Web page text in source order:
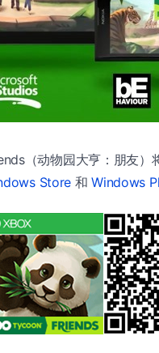
（动物园大亨：朋友）
Store 和Windows